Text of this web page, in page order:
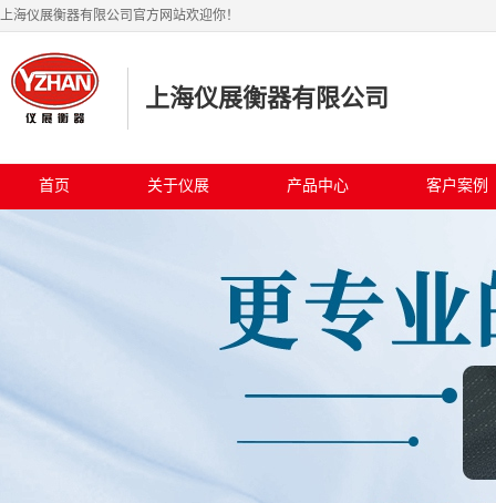
上海仪展衡器有限公司官方网站欢迎你！
上海仪展衡器有限公司
首页 关于仪展 产品中心 客户案例